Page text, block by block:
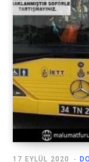
17 EYLÜL 2020